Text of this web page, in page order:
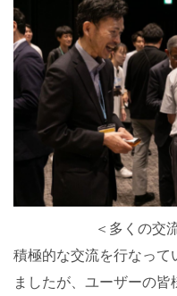
＜多くの交
積極的な交流を行なって
ましたが、ユーザーの